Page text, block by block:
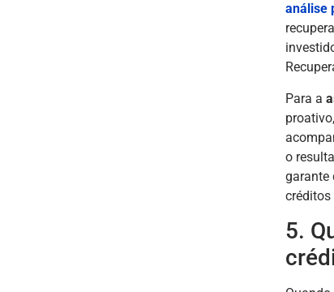
análise
Para a
o
garante
créditos
5.